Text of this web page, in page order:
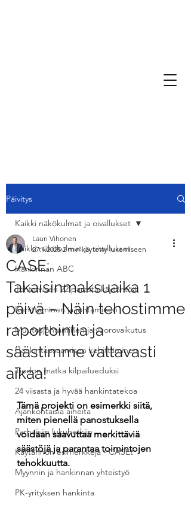
Päivitys
Kaikki näkökulmat ja oivallukset
Hankinnan ABC
Johtamisen 22 parasta käytäntöä
Kehittäminen ja johtaminen
Muutosjohtaminen ja vuorovaikutus
Hankintaosaamisen kehittäminen
Tiedon matka kilpailueduksi
24 viisasta ja hyvää hankintatekoa
Ajankohtaisia aiheita
Parhaisiin lukuhetkiin
Käytännön esimerkkejä - CASEt
Myynnin ja hankinnan yhteistyö
PK-yrityksen hankinta
Kaikki näkökulmat ja oivallukset
CASE:
Takaisinmaksuaika 1
päivä – Näin tehostimme
raportointia ja
säästimme valtavasti
aikaa!
Lauri Vihonen
27.1.2025 2 min käytetty lukemiseen
Tämä projekti on esimerkki siitä,
miten pienellä panostuksella
voidaan saavuttaa merkittäviä
säästöjä ja parantaa toimintojen
tehokkuutta.